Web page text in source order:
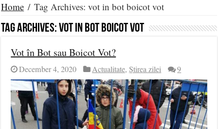
Home / Tag Archives: vot in bot boicot vot
Tag Archives:vot in bot boicot vot
Vot în Bot sau Boicot Vot?
December 4, 2020 Actualitate,Știrea zilei 9